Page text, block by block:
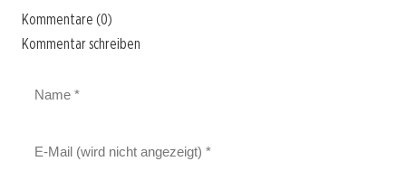
Kommentare (0)
Kommentar schreiben